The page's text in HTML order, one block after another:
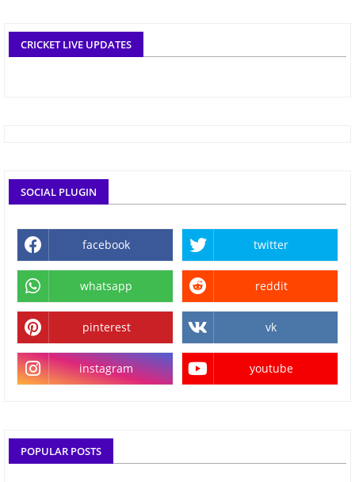
CRICKET LIVE UPDATES
SOCIAL PLUGIN
facebook twitter
whatsapp reddit
pinterest vk
instagram youtube
POPULAR POSTS